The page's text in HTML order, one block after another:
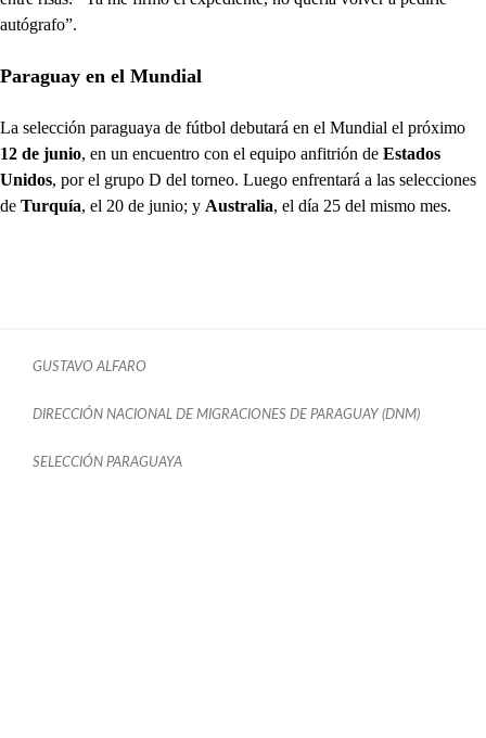
autógrafo”.
Paraguay en el Mundial
La selección paraguaya de fútbol debutará en el Mundial el próximo
12 de junio, en un encuentro con el equipo anfitrión de Estados
Unidos, por el grupo D del torneo. Luego enfrentará a las selecciones
de Turquía, el 20 de junio; y Australia, el día 25 del mismo mes.
GUSTAVO ALFARO
DIRECCIÓN NACIONAL DE MIGRACIONES DE PARAGUAY (DNM)
SELECCIÓN PARAGUAYA